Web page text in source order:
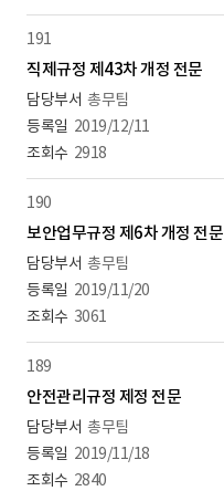
191
직제규정 제43차 개정 전문
총무팀
2019/12/11
2918
190
보안업무규정 제6차 개정 전문
총무팀
2019/11/20
3061
189
안전관리규정 제정 전문
총무팀
2019/11/18
2840